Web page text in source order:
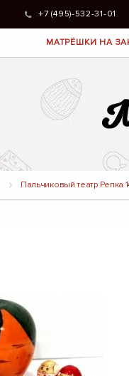
+7 (495)-532-31-01
МАТРЁШКИ НА
Пальчиковый театр Репка